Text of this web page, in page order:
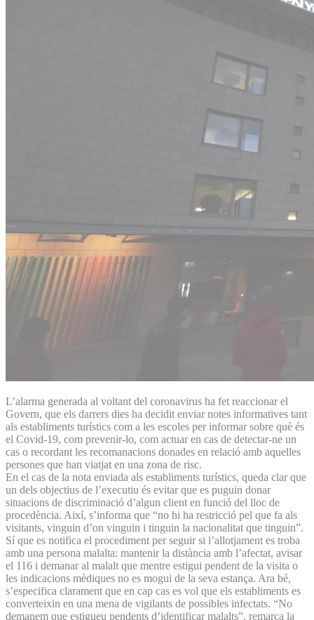
L’alarma generada al voltant del coronavirus ha fet reaccionar el
Govern, que els darrers dies ha decidit enviar notes informatives tant
als establiments turístics com a les escoles per informar sobre què és
el Covid-19, com prevenir-lo, com actuar en cas de detectar-ne un
cas o recordant les recomanacions donades en relació amb aquelles
persones que han viatjat en una zona de risc.
En el cas de la nota enviada als establiments turístics, queda clar que
un dels objectius de l’executiu és evitar que es puguin donar
situacions de discriminació d’algun client en funció del lloc de
procedència. Així, s’informa que “no hi ha restricció pel que fa als
visitants, vinguin d’on vinguin i tinguin la nacionalitat que tinguin”.
Sí que es notifica el procediment per seguir si l’allotjament es troba
amb una persona malalta: mantenir la distància amb l’afectat, avisar
el 116 i demanar al malalt que mentre estigui pendent de la visita o
les indicacions mèdiques no es mogui de la seva estança. Ara bé,
s’especifica clarament que en cap cas es vol que els establiments es
converteixin en una mena de vigilants de possibles infectats. “No
demanem que estigueu pendents d’identificar malalts”, remarca la